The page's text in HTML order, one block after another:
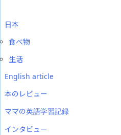
日本
食べ物
生活
English article
本のレビュー
ママの英語学習記録
インタビュー